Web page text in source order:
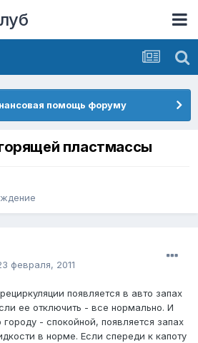
помощь форуму
пластмассы
февраля, 2011
появляется в авто запах
ее отключить - все нормально. И
- спокойной, появляется запах
в норме. Если спереди к капоту